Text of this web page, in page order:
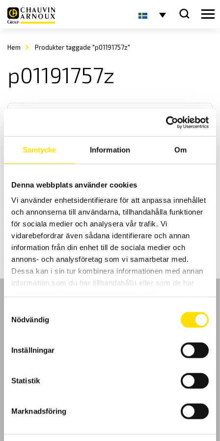
Samtycke Information Om
Denna webbplats använder cookies
Vi använder enhetsidentifierare för att anpassa innehållet
och annonserna till användarna, tillhandahålla funktioner
för sociala medier och analysera vår trafik. Vi
vidarebefordrar även sådana identifierare och annan
information från din enhet till de sociala medier och
annons- och analysföretag som vi samarbetar med.
Dessa kan i sin tur kombinera informationen med annan
information som du har tillhandahållit eller som de har
Nödvändig
Inställningar
Statistik
Marknadsföring
Hem Produkter taggade "p01191757z"
p01191757z
spänning- resistans samt ström upp till 300 A. Säkerhetskategori
1,195.00 kr –2,870.00krPrisintervall:
1,195.00 kr
2,870.00 kr
LÄS MER
Kundundersökning